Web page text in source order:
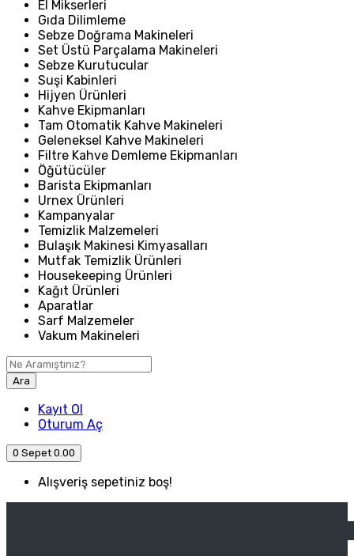
El Mikserleri
Gıda Dilimleme
Sebze Doğrama Makineleri
Set Üstü Parçalama Makineleri
Sebze Kurutucular
Suşi Kabinleri
Hijyen Ürünleri
Kahve Ekipmanları
Tam Otomatik Kahve Makineleri
Geleneksel Kahve Makineleri
Filtre Kahve Demleme Ekipmanları
Öğütücüler
Barista Ekipmanları
Urnex Ürünleri
Kampanyalar
Temizlik Malzemeleri
Bulaşık Makinesi Kimyasalları
Mutfak Temizlik Ürünleri
Housekeeping Ürünleri
Kağıt Ürünleri
Aparatlar
Sarf Malzemeler
Vakum Makineleri
Ara
Kayıt Ol
Oturum Aç
0 Sepet 0.00
Alışveriş sepetiniz boş!